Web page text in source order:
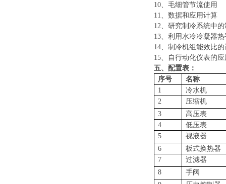
10、毛细管节流使用
11、数据和应用计算
12、研究制冷系统中
13、利用水冷冷凝器
14、制冷机组能效比
15、自行动化仪表的应
五、 配置表：
序号
名称
1
冷水机
2
压缩机
3
高压表
4
低压表
5
视液器
6
板式换热器
7
过滤器
8
手阀